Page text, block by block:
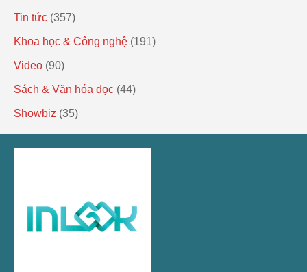
Tin tức (357)
Khoa học & Công nghệ (191)
Video (90)
Sách & Văn hóa đọc (44)
Showbiz (35)